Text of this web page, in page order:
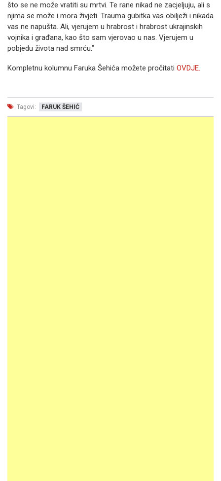
što se ne može vratiti su mrtvi. Te rane nikad ne zacjeljuju, ali s
njima se može i mora živjeti. Trauma gubitka vas obilježi i nikada
vas ne napušta. Ali, vjerujem u hrabrost i hrabrost ukrajinskih
vojnika i građana, kao što sam vjerovao u nas. Vjerujem u
pobjedu života nad smrću.”
Kompletnu kolumnu Faruka Šehića možete pročitati OVDJE.
Tagovi: FARUK ŠEHIĆ